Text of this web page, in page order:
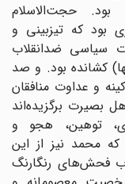
حجت‌الاسلام
که تیزبینی و
ضدانقلاب
کشانده بود. و صد
و عداوت منافقان
برگزیده‌اند
توهین، هجو و
محمد نیز از این
فحش‌های رنگارنگ